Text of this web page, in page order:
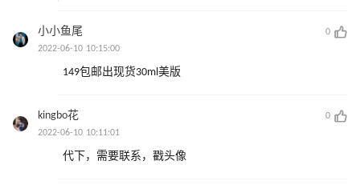
小小鱼尾
0
2022-06-10 10:15:00
149包邮出现货30ml美版
kingbo花
0
2022-06-10 10:11:01
代下，需要联系，戳头像